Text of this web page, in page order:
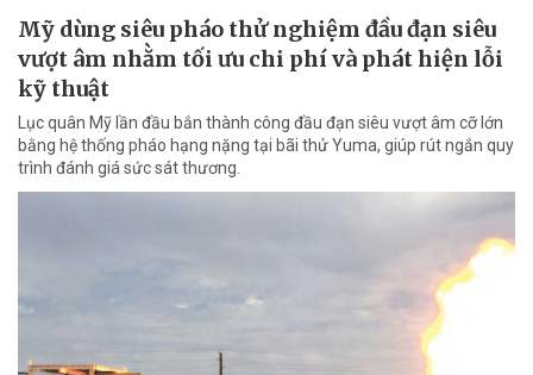
Mỹ dùng siêu pháo thử nghiệm đầu đạn siêu
vượt âm nhằm tối ưu chi phí và phát hiện lỗi
kỹ thuật
Lục quân Mỹ lần đầu bắn thành công đầu đạn siêu vượt âm cỡ lớn
bằng hệ thống pháo hạng nặng tại bãi thử Yuma, giúp rút ngắn quy
trình đánh giá sức sát thương.